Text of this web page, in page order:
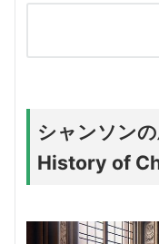
シャンソン
History of